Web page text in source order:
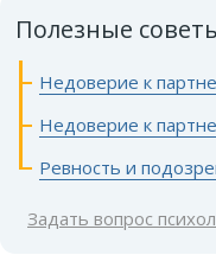
Полезные
Недоверие к
Недоверие к
Ревность и
Задать вопрос